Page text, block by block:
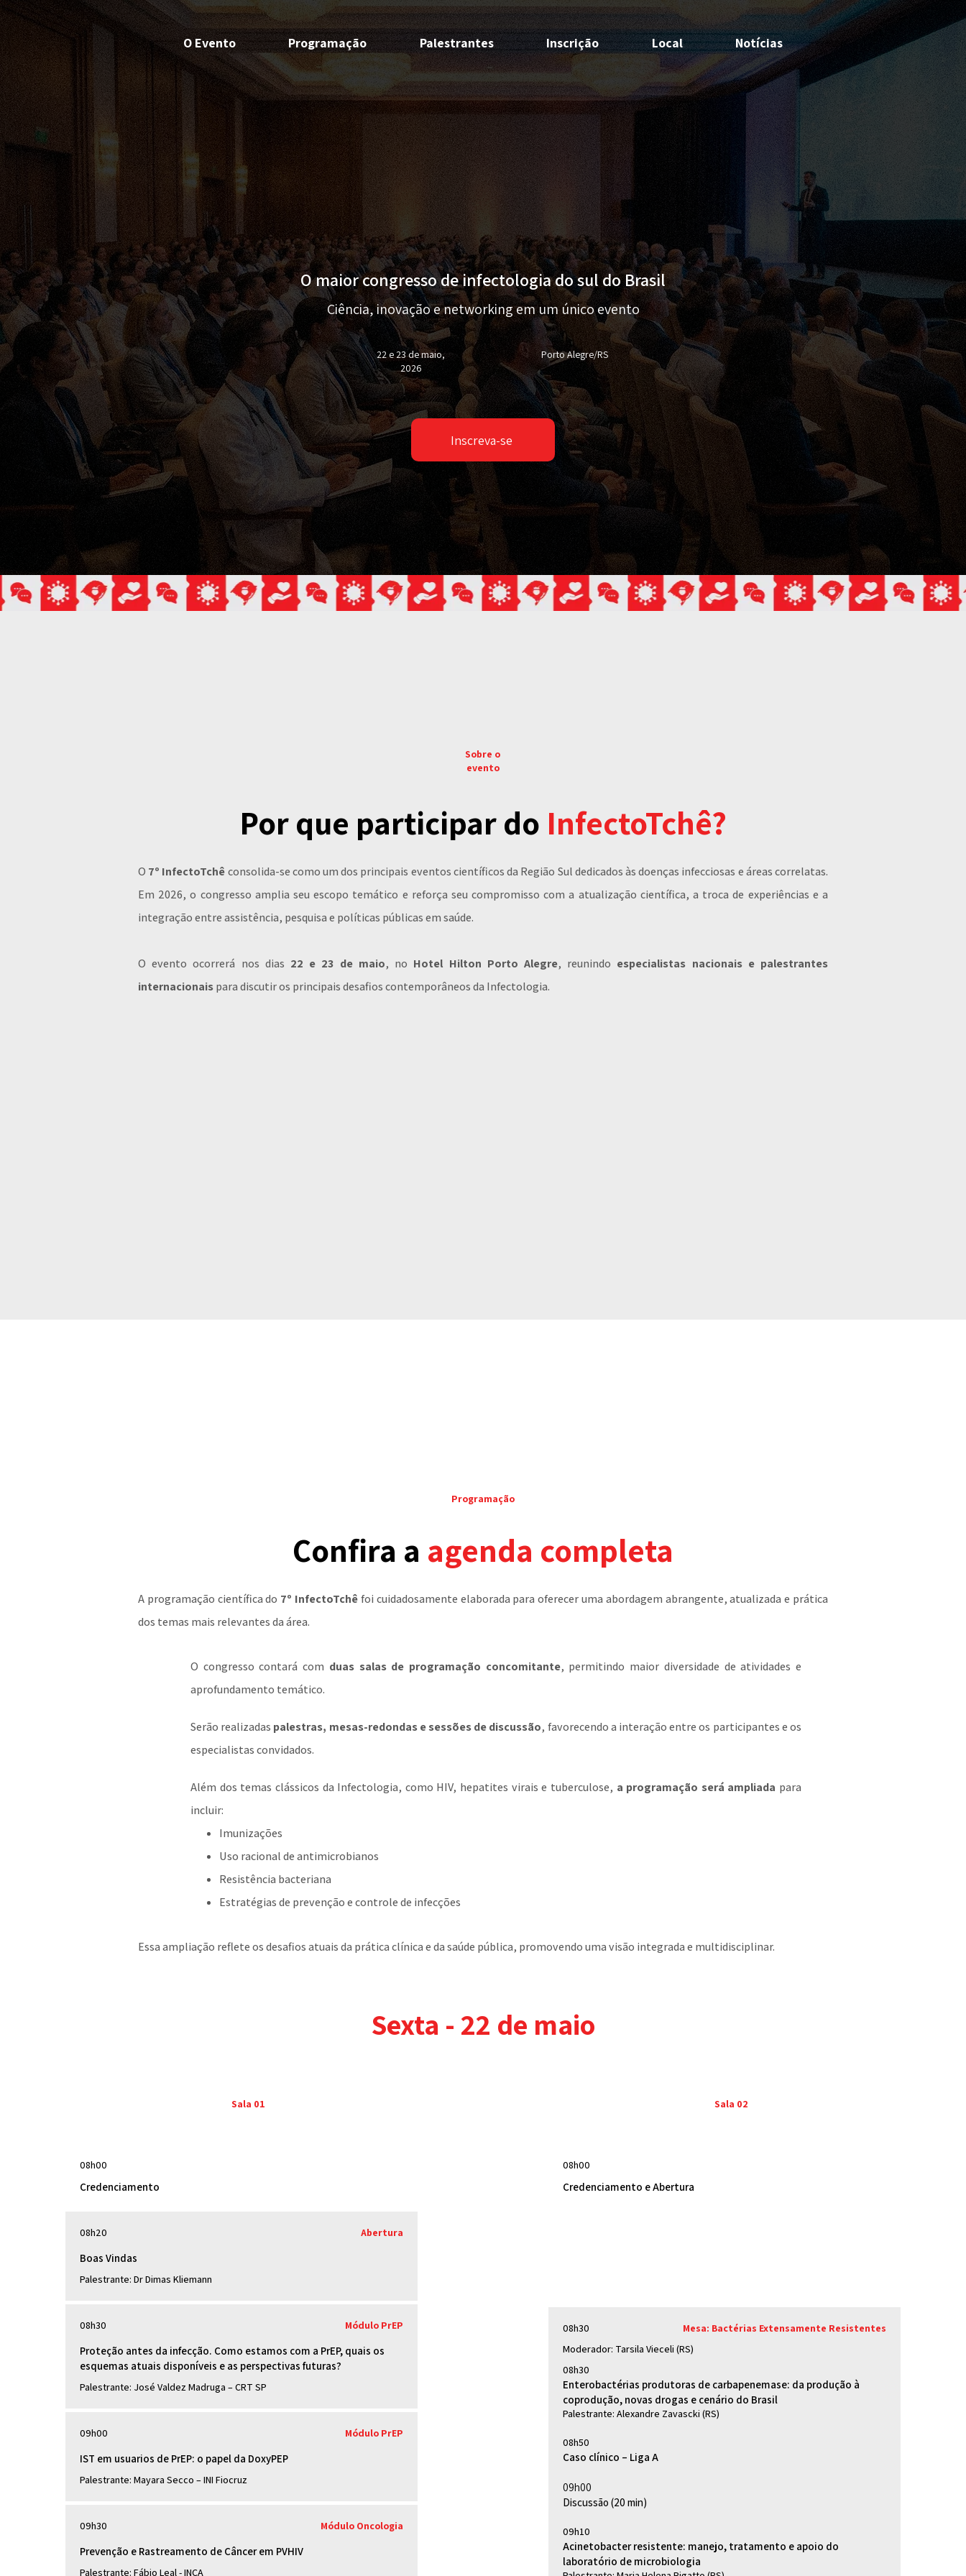
O Evento Programação Palestrantes Inscrição Local Notícias
O maior congresso de infectologia do sul do Brasil
Ciência, inovação e networking em um único evento
22 e 23 de maio,
2026
Porto Alegre/RS
Inscreva-se
Sobre o
evento
Por que participar do InfectoTchê?
O 7º InfectoTchêconsolida-se como um dos principais eventos científicos da Região Sul dedicados às doenças infecciosas e áreas correlatas.
Em 2026, o congresso amplia seu escopo temático e reforça seu compromisso com a atualização científica, a troca de experiências e a
integração entre assistência, pesquisa e políticas públicas em saúde.
O evento ocorrerá nos dias 22 e 23 de maio, no Hotel Hilton Porto Alegre, reunindo especialistas nacionais e palestrantes
internacionaispara discutir os principais desafios contemporâneos da Infectologia.
Programação
Confira a agenda completa
A programação científica do 7º InfectoTchêfoi cuidadosamente elaborada para oferecer uma abordagem abrangente, atualizada e prática
dos temas mais relevantes da área.
O congresso contará com duas salas de programação concomitante, permitindo maior diversidade de atividades e
aprofundamento temático.
Serão realizadas palestras, mesas-redondas e sessões de discussão, favorecendo a interação entre os participantes e os
especialistas convidados.
Além dos temas clássicos da Infectologia, como HIV, hepatites virais e tuberculose, a programação será ampliada para
incluir:
Imunizações
Uso racional de antimicrobianos
Resistência bacteriana
Estratégias de prevenção e controle de infecções
Essa ampliação reflete os desafios atuais da prática clínica e da saúde pública, promovendo uma visão integrada e multidisciplinar.
Sexta - 22 de maio
Sala 01
08h00
Credenciamento
08h20 Abertura
Boas Vindas
Palestrante: Dr Dimas Kliemann
08h30 Módulo PrEP
Proteção antes da infecção. Como estamos com a PrEP, quais os
esquemas atuais disponíveis e as perspectivas futuras?
Palestrante: José Valdez Madruga – CRT SP
09h00 Módulo PrEP
IST em usuarios de PrEP: o papel da DoxyPEP
Palestrante: Mayara Secco – INI Fiocruz
09h30 Módulo Oncologia
Prevenção e Rastreamento de Câncer em PVHIV
Palestrante: Fábio Leal - INCA
Sala 02
08h00
Credenciamento e Abertura
08h30
Mesa: Bactérias Extensamente Resistentes
Moderador: Tarsila Vieceli (RS)
08h30
Enterobactérias produtoras de carbapenemase: da produção à
coprodução, novas drogas e cenário do Brasil
Palestrante: Alexandre Zavascki (RS)
08h50
Caso clínico – Liga A
09h00
Discussão (20 min)
09h10
Acinetobacter resistente: manejo, tratamento e apoio do
laboratório de microbiologia